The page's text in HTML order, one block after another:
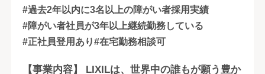
#過去2年以内に3名以上の障がい者採用実績
#障がい者社員が3年以上継続勤務している
#正社員登用あり#在宅勤務相談可
【事業内容】 LIXILは、世界中の誰もが願う豊か